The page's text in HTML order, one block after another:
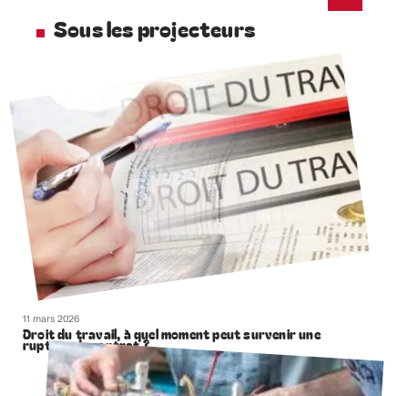
Sous les projecteurs
11 mars 2026
Droit du travail, à quel moment peut survenir une
rupture de contrat ?